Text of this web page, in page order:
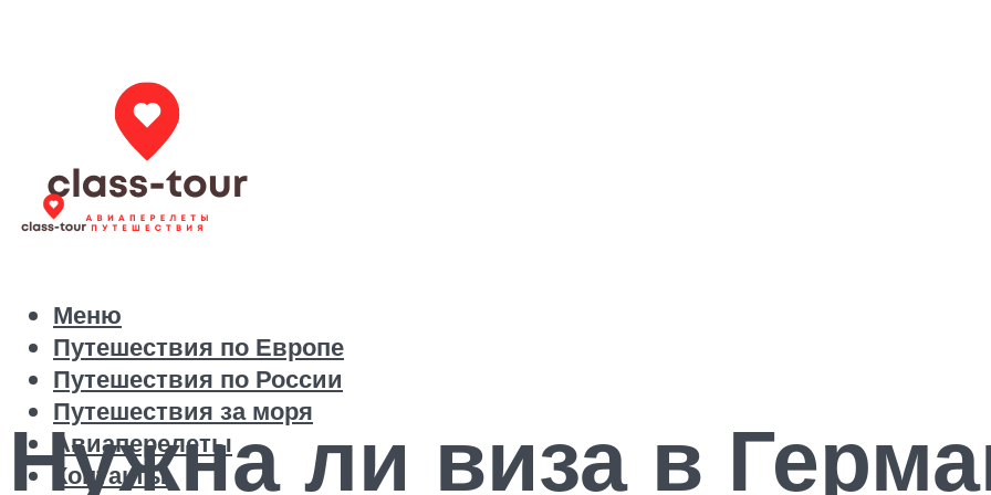
Путешествия по Европе
Путешествия по России
Путешествия за моря
Авиаперелеты
Контакты
Меню
Нужна ли виза в